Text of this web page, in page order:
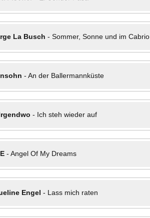
La Busch - Sommer, Sonne und im Cabrio
- An der Ballermannküste
- Ich steh wieder auf
- Angel Of My Dreams
Engel - Lass mich raten